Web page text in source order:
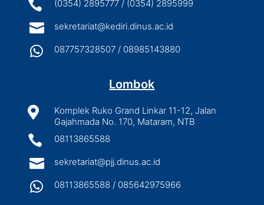
 (0354) 2895777 / (0354) 2895999
 sekretariat@kediri.dinus.ac.id
 087757328507 / 08985143880
Lombok

Komplek Ruko Grand Linkar 11-12, Jalan
Gajahmada No. 170, Mataram, NTB
 08113865588
 sekretariat@pjj.dinus.ac.id
 08113865588 / 085642975966